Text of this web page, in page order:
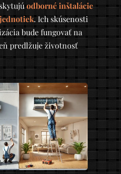
odborné inštalácie
. Ich skúsenosti
bude fungovať na
predlžuje životnosť